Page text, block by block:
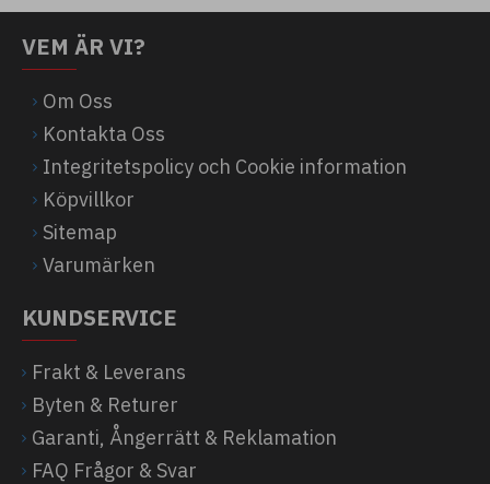
VEM ÄR VI?
Om Oss
Kontakta Oss
Integritetspolicy och Cookie information
Köpvillkor
Sitemap
Varumärken
KUNDSERVICE
Frakt & Leverans
Byten & Returer
Garanti, Ångerrätt & Reklamation
FAQ Frågor & Svar